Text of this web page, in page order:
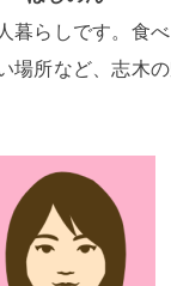
暮らしです。食べ
場所など、志木